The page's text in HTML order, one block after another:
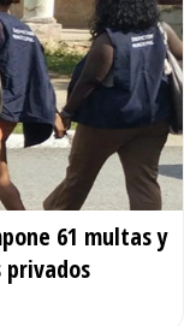
61 multas y